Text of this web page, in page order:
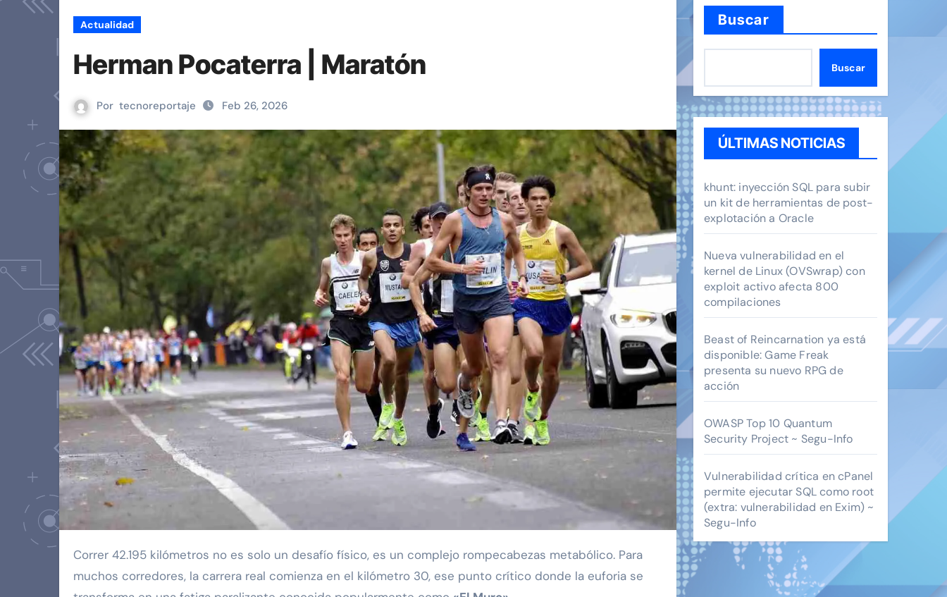
Actualidad
Herman Pocaterra | Maratón
Por tecnoreportaje Feb 26, 2026
Correr 42.195 kilómetros no es solo un desafío físico, es un complejo rompecabezas metabólico. Para
muchos corredores, la carrera real comienza en el kilómetro 30, ese punto crítico donde la euforia se
Buscar
Buscar
ÚLTIMAS NOTICIAS
khunt: inyección SQL para subir
un kit de herramientas de post-
explotación a Oracle
Nueva vulnerabilidad en el
kernel de Linux (OVSwrap) con
exploit activo afecta 800
compilaciones
Beast of Reincarnation ya está
disponible: Game Freak
presenta su nuevo RPG de
acción
OWASP Top 10 Quantum
Security Project ~ Segu-Info
Vulnerabilidad crítica en cPanel
permite ejecutar SQL como root
(extra: vulnerabilidad en Exim) ~
Segu-Info